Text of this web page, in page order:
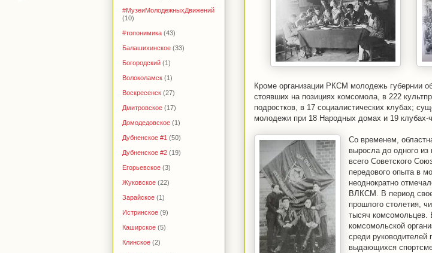
Кроме организации РКСМ молодежь губернии
стоявших на позициях комсомола, в 222
подростков, в 17 социалистических клубах;
молодежи при 18 Народных домах и 19 клубах-
Со временем,
выросла до одного
всего Советского
передового опыта в
неоднократно
ВЛКСМ. В период
прошлого столетия,
тысяч комсомольцев.
комсомольской
среди руководителей
выдающихся
#МузеиМолодежныхДвижений
(10)
#топонимика (43)
Балашихинское (33)
Богородский (1)
Волоколамск (1)
Воскресенск (27)
Дмитровское (17)
Домодедовское (1)
Дубненское #1 (50)
Дубненское #2 (19)
Егорьевское (3)
Жуковское (22)
Зарайское (1)
Истринское (9)
Каширское (5)
Клинское (2)